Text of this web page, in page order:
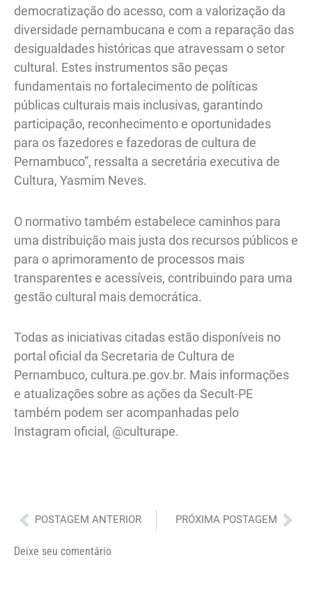
democratização do acesso, com a valorização da
diversidade pernambucana e com a reparação das
desigualdades históricas que atravessam o setor
cultural. Estes instrumentos são peças
fundamentais no fortalecimento de políticas
públicas culturais mais inclusivas, garantindo
participação, reconhecimento e oportunidades
para os fazedores e fazedoras de cultura de
Pernambuco”, ressalta a secretária executiva de
Cultura, Yasmim Neves.
O normativo também estabelece caminhos para
uma distribuição mais justa dos recursos públicos e
para o aprimoramento de processos mais
transparentes e acessíveis, contribuindo para uma
gestão cultural mais democrática.
Todas as iniciativas citadas estão disponíveis no
portal oficial da Secretaria de Cultura de
Pernambuco, cultura.pe.gov.br. Mais informações
e atualizações sobre as ações da Secult-PE
também podem ser acompanhadas pelo
Instagram oficial, @culturape.
Anterior
POSTAGEM ANTERIOR PRÓXIMA POSTAGEM
Deixe seu comentário